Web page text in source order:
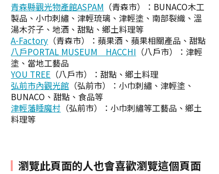
青森縣觀光物產館ASPAM （青森市）：BUNACO木工
製品、小巾刺繡、津輕琉璃、津輕塗、南部裂織、溫
湯木芥子、地酒、甜點、鄉土料理等
A-Factory （青森市）：蘋果酒、蘋果相關產品、甜點
八戶PORTAL MUSEUM HACCHI （八戶市）：津輕
塗、當地工藝品
YOU TREE （八戶市）：甜點、鄉土料理
弘前市內觀光館 （弘前市）：小巾刺繡、津輕塗、
BUNACO、甜點、食品等
津輕藩睡魔村 （弘前市）：小巾刺繡等工藝品、鄉土
料理等
瀏覽此頁面的人也會喜歡瀏覽這個頁面